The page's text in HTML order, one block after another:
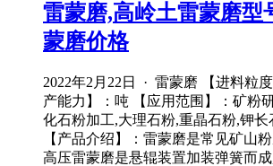
雷蒙磨,高岭土雷蒙磨型
蒙磨价格
2022年2月22日 · 雷蒙磨 【进料粒
产能力】：吨 【应用范围】：矿粉
化石粉加工,大理石粉,重晶石粉,钾长
【产品介绍】：雷蒙磨是常见矿山
高压雷蒙磨是悬辊装置加装弹簧而成